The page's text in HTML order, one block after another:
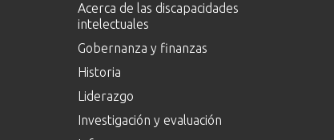
Acerca de las discapacidades
intelectuales
Gobernanza y finanzas
Historia
Liderazgo
Investigación y evaluación